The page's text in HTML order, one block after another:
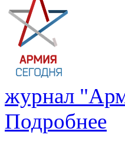
журнал
Подробнее